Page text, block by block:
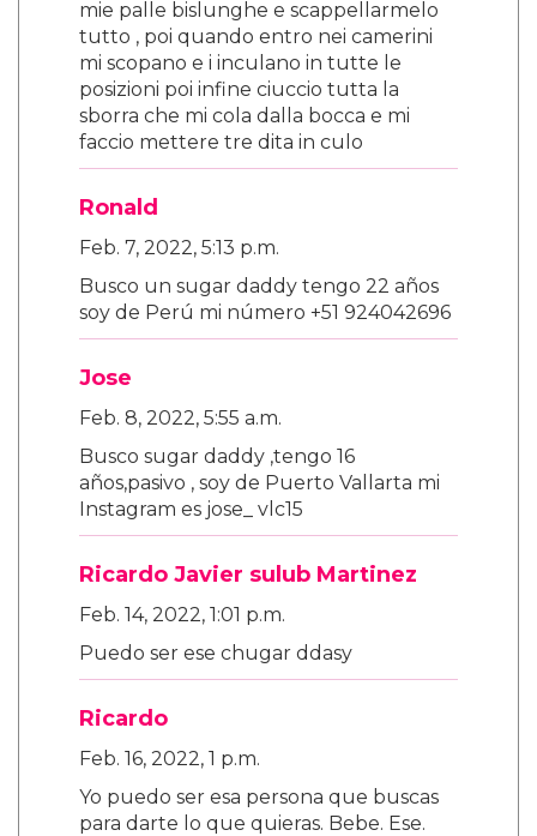
mie palle bislunghe e scappellarmelo
tutto , poi quando entro nei camerini
mi scopano e i inculano in tutte le
posizioni poi infine ciuccio tutta la
sborra che mi cola dalla bocca e mi
faccio mettere tre dita in culo
Ronald
Feb. 7, 2022, 5:13 p.m.
Busco un sugar daddy tengo 22 años
soy de Perú mi número +51 924042696
Jose
Feb. 8, 2022, 5:55 a.m.
Busco sugar daddy ,tengo 16
años,pasivo , soy de Puerto Vallarta mi
Instagram es jose_ vlc15
Ricardo Javier sulub Martinez
Feb. 14, 2022, 1:01 p.m.
Puedo ser ese chugar ddasy
Ricardo
Feb. 16, 2022, 1 p.m.
Yo puedo ser esa persona que buscas
para darte lo que quieras. Bebe. Ese.